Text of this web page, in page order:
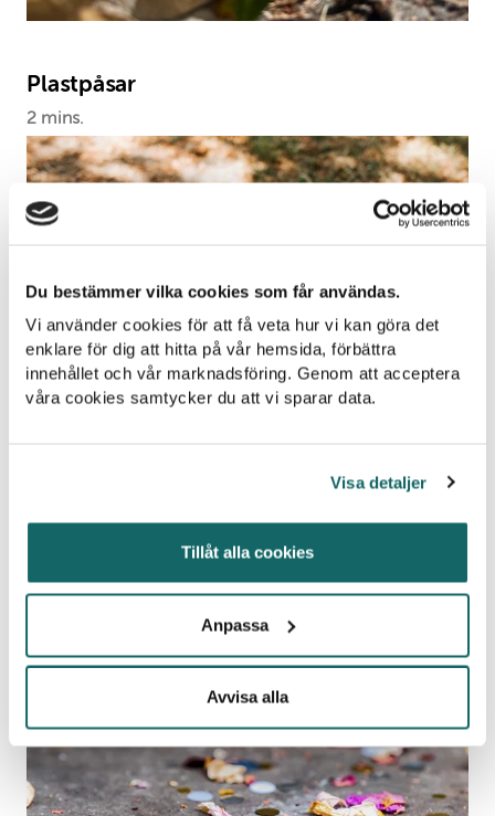
Du bestämmer vilka cookies som får användas.
Vi använder cookies för att få veta hur vi kan göra det
enklare för dig att hitta på vår hemsida, förbättra
innehållet och vår marknadsföring. Genom att acceptera
våra cookies samtycker du att vi sparar data.
Visa detaljer
Tillåt alla cookies
Anpassa
Avvisa alla
Plastpåsar
2 mins.